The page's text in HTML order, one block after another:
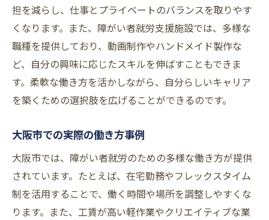
担を減らし、仕事とプライベートのバランスを取りやす
くなります。また、障がい者就労支援施設では、多様な
職種を提供しており、動画制作やハンドメイド製作な
ど、自分の興味に応じたスキルを伸ばすこともできま
す。柔軟な働き方を活かしながら、自分らしいキャリア
を築くための選択肢を広げることができるのです。
大阪市での実際の働き方事例
大阪市では、障がい者就労のための多様な働き方が提供
されています。たとえば、在宅勤務やフレックスタイム
制を活用することで、働く時間や場所を調整しやすくな
ります。また、工賃が高い軽作業やクリエイティブな業